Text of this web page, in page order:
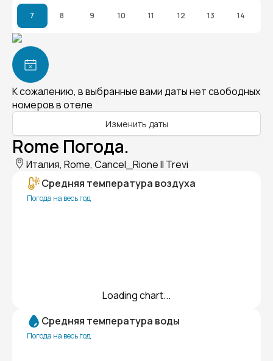
7 8 9 10 11 12 13 14
К сожалению, в выбранные вами даты нет свободных
номеров в отеле
Изменить даты
Rome Погода.
Италия, Rome, Cancel_Rione II Trevi
Средняя температура воздуха
Погода на весь год
Loading chart...
Средняя температура воды
Погода на весь год